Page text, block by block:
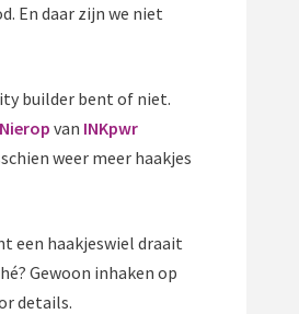
En daar zijn we niet
builder bent of niet.
van INKpwr
weer meer haakjes
een haakjeswiel draait
Gewoon inhaken op
details.